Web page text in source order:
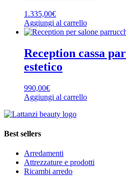
1.335,00€
Aggiungi al carrello
Reception cassa
estetico
990,00€
Aggiungi al carrello
Best sellers
Arredamenti
Attrezzature e prodotti
Ricambi arredo